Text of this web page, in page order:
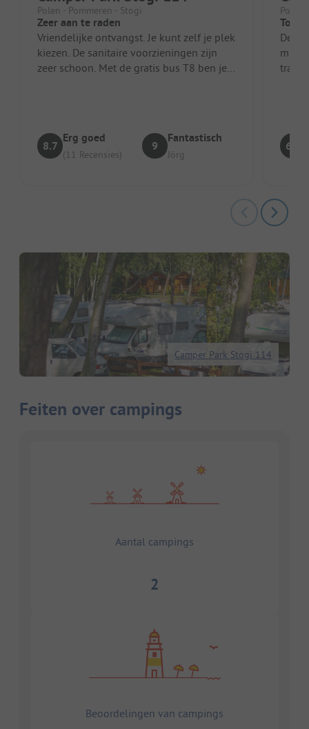
Polen - Pommeren - Stogi
Zeer aan te raden
Vriendelijke ontvangst. Je kunt zelf je plek
kiezen. De sanitaire voorzieningen zijn
zeer schoon. Met de gratis bus T8 ben je
8.7
Erg goed
(11 Recensies)
9
Fantastisch
Jörg
Polen
Top
De
6.5
Camper Park Stogi 114
Feiten over campings
Aantal campings
2
Beoordelingen van campings